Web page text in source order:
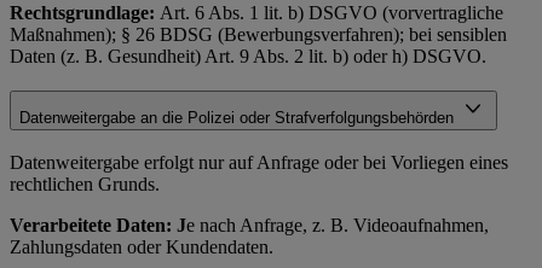
Rechtsgrundlage: Art. 6 Abs. 1 lit. b) DSGVO (vorvertragliche
Maßnahmen); § 26 BDSG (Bewerbungsverfahren); bei sensiblen
Daten (z. B. Gesundheit) Art. 9 Abs. 2 lit. b) oder h) DSGVO.
Datenweitergabe an die Polizei oder Strafverfolgungsbehörden
Datenweitergabe erfolgt nur auf Anfrage oder bei Vorliegen eines
rechtlichen Grunds.
Verarbeitete Daten: Je nach Anfrage, z. B. Videoaufnahmen,
Zahlungsdaten oder Kundendaten.